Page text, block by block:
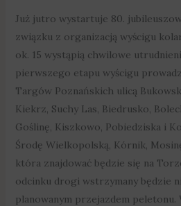
Już jutro wystartuje 80.
związku z organizacją wyścigu
ok. 15 wystąpią chwilowe
pierwszego etapu wyścigu
Targów Poznańskich ulicą
Kiekrz, Suchy Las, Biedrusko,
Goślinę, Kiszkowo, Pobiedziska i
Środę Wielkopolską, Kórnik,
która znajdować będzie się na
odcinku drogi wstrzymany będzie
planowanym przejazdem peletonu.